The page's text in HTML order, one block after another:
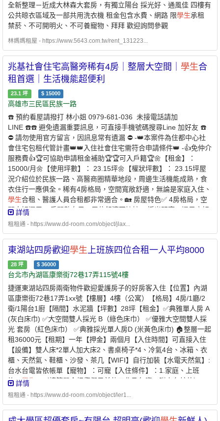
全新整理－近成大林森大套房，有獨立陽台 採光好、通風佳 四樓有
公共晾衣區域及一部共用洗衣機 租金包含水費、網路 限學生承租
禁菸、不可開明火、不可養寵物、拜拜 歡迎詢問參觀
林媽媽租屋 - https://www.5643.com.tw/rent_131223...
兆基社會住宅高醫旁稀有4房｜整層大空間｜ 學生合
租首選｜生活機能超便利
23.1 坪 $ 15000
高雄市三民區民族一路
☎️ 預約看屋請撥打 林小姐 0979-681-036 未接電話請加
LINE ☎️☎️ 避免遺漏重要訊息，可直接手機號碼搜尋Line 加好友 ☎️
⛔️ 請勿使用官方留言，因訊息常有遺漏 ⛔️ -👑本案件為住都中心社
會住宅包租代管計畫👑👑入住社會住宅需符合申請條件👑 -👍免仲介
服務費👍🏆可協助申請租金補助🏆🏆可入戶籍🏆🌼【租金】：
15000/月🌼【使用坪數】： 23.15坪🌼【權狀坪數】： 23.15坪屋
況介紹位於民族一路、高醫商圈精華地段，周邊生活機能成熟，食
衣住行一應俱全。稀有4房格局，空間寬敞舒適，無論是家庭入住、
學生合租、醫護人員合租都非常適合。🏡 房屋特色✅ 4房格局，空
間大好運用✅ 房間數充足，居住舒適不擁擠✅ 採光明亮、通風良好
✅ 格局方正，居住品質佳✅ 健身公寓，住戶單純✅ 可依需求規劃書
醫院🚶 鄰近民族一路主要幹道🚶 周邊餐飲、小吃、超商林立🚶 採
買方便，生活機能成熟🚶 交通便利，通勤輕鬆👨‍👩‍👧‍👦 適合族群✔
高醫學生合租✔ 醫護人員宿舍需求✔ 上班族朋友合租✔ 小家庭入住
在高醫生活圈，享受便利機能與舒適空間，一次滿足居住需求。歡
☆💎 優質房東，正在找尋愛惜房子的好房客 💎🌟可協助申請300億
元中央擴大租金補貼🌟 -申請條件說明：✅年滿18歲之中華民國國民
✅人均所得未超過56,140元/月以下✅於高雄市無自有住宅✅於本市
無承租本市公營住宅或社會住宅✅且未同時享有政府租金補貼 -⭐️ 兆
基屋管 x 凱基銀行 ⭐️業界首例跨業合作 繳房租可刷卡自動扣
繳 -方便、安全的支付方式-* 每個月房租可以自動扣繳，不怕
又忘記* 利用刷卡繳納房租，快速建立個人信用* 妥善的靈活運用現
金，培養記帳好習慣 - 創造公平的租屋環境 企業社會責任、實現居
住正義提供安全安心的租屋居住環境 代租、代管、裝潢修繕、包租
本公司專職租屋管理非一般房仲租屋找專業是房東房客最大保障歡
迎提供需求為您配對優質物件【經紀業／租賃住宅服務業】【兆基
屋管股份有限公司高雄分公司】📌地址：高雄市苓雅區中正二路175
號19樓之2📌經紀人：羅珮珊(111)北市經證字第02711號
詳情
租租通 - https://www.dd-room.com/object/jlax...
東湖站四房歡迎學生上班族四位合租一人平均8000
28 坪 $ 36000
台北市內湖區康樂街72巷17弄115號4樓
捷運東湖站四房兩衛物件歡迎愛護房子的好房客入住【位置】內湖
區康樂街72巷17弄1xx號【樓層】4樓（公寓）【格局】4房/1廳/2
衛/1陽台1廚【隔間】水泥牆【坪數】28坪【租金】✅典雅單人房 A
(灰白床巾) ✅大空間雙人採光 B（綠色床巾） ✅優雅大空間雙人採
光 套房（紅色床巾） ✅典雅採光單人房D (米黃色床巾) 🏠整層一起
租36000元【租期】一年【押金】兩個月【入住時間】可直接入住
【設備】雙人床*2單人加大床2、書桌椅子*4、冷氣4台、冰箱、衣
櫃、天然氣、鞋櫃、沙發、茶几【WIFI】自行加裝【水電天然氣】:
台水台電皆依帳單【寵物】：可寵【入住條件】：1.家庭、上班
族、學生
。（請簡單介紹您們目前的工作及年資，附上名片佳）2.
兩周內可起租優先看房【人數】：希望6～8人以內房東自己租～無
ID:@091cktsp
詳情
租租通 - https://www.dd-room.com/object/ler1...